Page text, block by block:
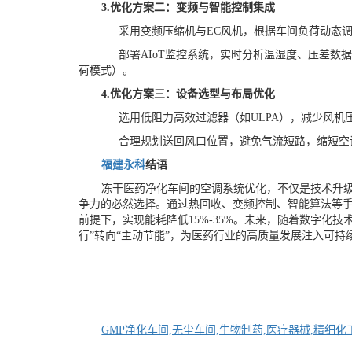
3.优化方案二：变频与智能控制集成
采用变频压缩机与EC风机，根据车间负荷动态
部署AIoT监控系统，实时分析温湿度、压差数
荷模式）。
4.优化方案三：设备选型与布局优化
选用低阻力高效过滤器（如ULPA），减少风机
合理规划送回风口位置，避免气流短路，缩短
福建永科结语
冻干医药净化车间的空调系统优化，不仅是技术升
争力的必然选择。通过热回收、变频控制、智能算法等
前提下，实现能耗降低15%-35%。未来，随着数字化技
行”转向“主动节能”，为医药行业的高质量发展注入可持
GMP净化车间,无尘车间,生物制药,医疗器械,精细